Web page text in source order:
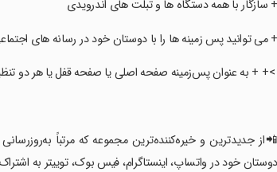
‏+ سازگار با همه دستگاه ها و تبلت های اندرویدی
‏+ می توانید پس زمینه ها را با دوستان خود در رسانه های
+ به عنوان پس‌زمینه صفحه اصلی یا صفحه قفل یا هر دو
‏📲از جدیدترین و خیره‌کننده‌ترین مجموعه که مرتباً
دوستان خود در واتساپ، اینستاگرام، فیس بوک، توییتر به